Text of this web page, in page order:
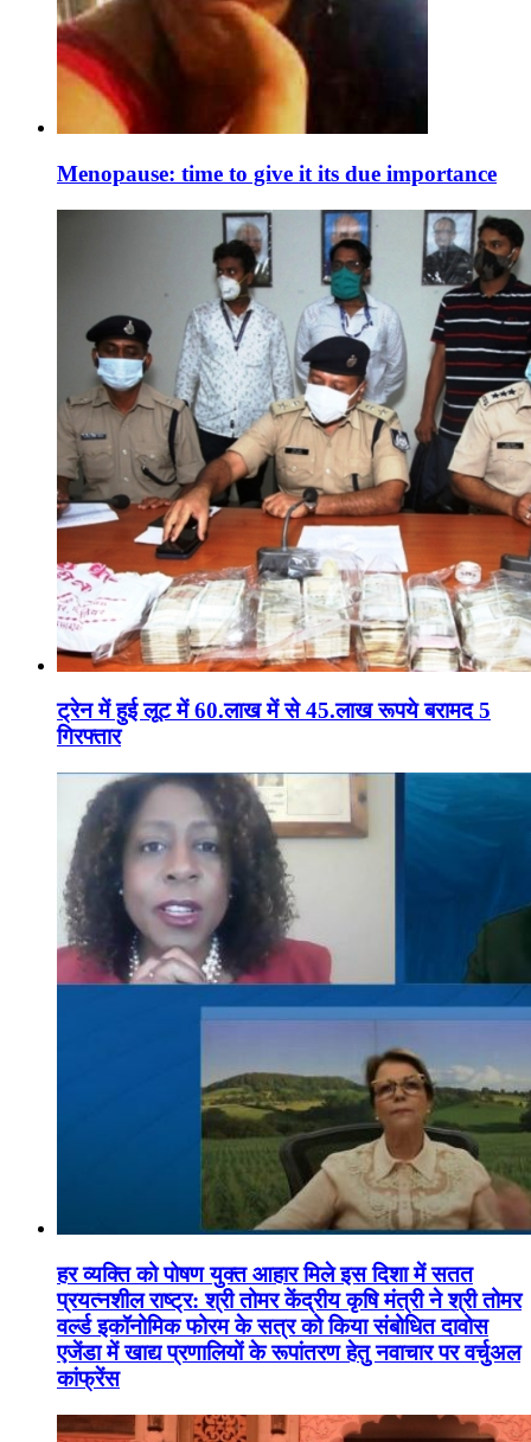
Menopause: time to give it its due importance
ट्रेन में हुई लूट में 60.लाख में से 45.लाख रूपये बरामद 5
गिरफ्तार
हर व्यक्ति को पोषण युक्त आहार मिले इस दिशा में सतत
प्रयत्नशील राष्ट्र: श्री तोमर केंद्रीय कृषि मंत्री ने श्री तोमर
वर्ल्ड इकॉनोमिक फोरम के सत्र को किया संबोधित दावोस
एजेंडा में खाद्य प्रणालियों के रूपांतरण हेतु नवाचार पर वर्चुअल
कांफ्रेंस